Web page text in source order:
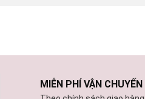
MIỄN PHÍ VẬN CHUYỂN